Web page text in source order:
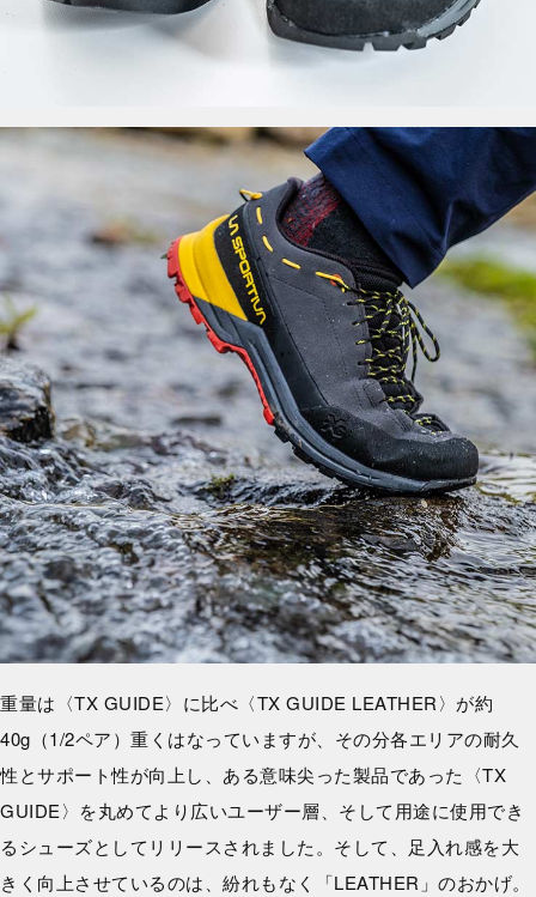
重量は〈TX GUIDE〉に比べ〈TX GUIDE LEATHER〉が約
40g（1/2ペア）重くはなっていますが、その分各エリアの耐久
性とサポート性が向上し、ある意味尖った製品であった〈TX
GUIDE〉を丸めてより広いユーザー層、そして用途に使用でき
るシューズとしてリリースされました。そして、足入れ感を大
きく向上させているのは、紛れもなく「LEATHER」のおかげ。